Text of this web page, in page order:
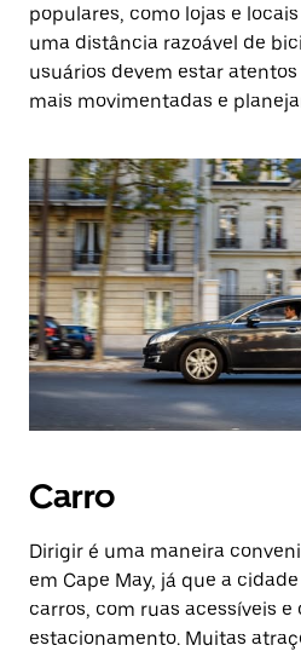
populares, como lojas e
uma distância razoável de
usuários devem estar
mais movimentadas e
Carro
Dirigir é uma maneira
em Cape May, já que a
carros, com ruas acessíveis e
estacionamento. Muitas